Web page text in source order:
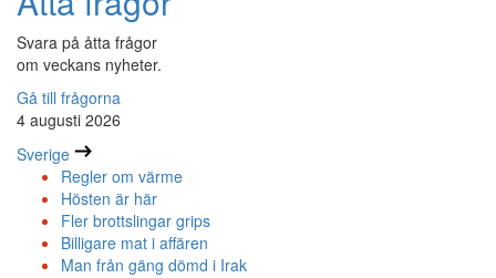
Svara på åtta frågor
om veckans nyheter.
Gå till frågorna
4 augusti 2026
Sverige
Regler om värme
Hösten är här
Fler brottslingar grips
Billigare mat i affären
Man från gäng dömd i Irak